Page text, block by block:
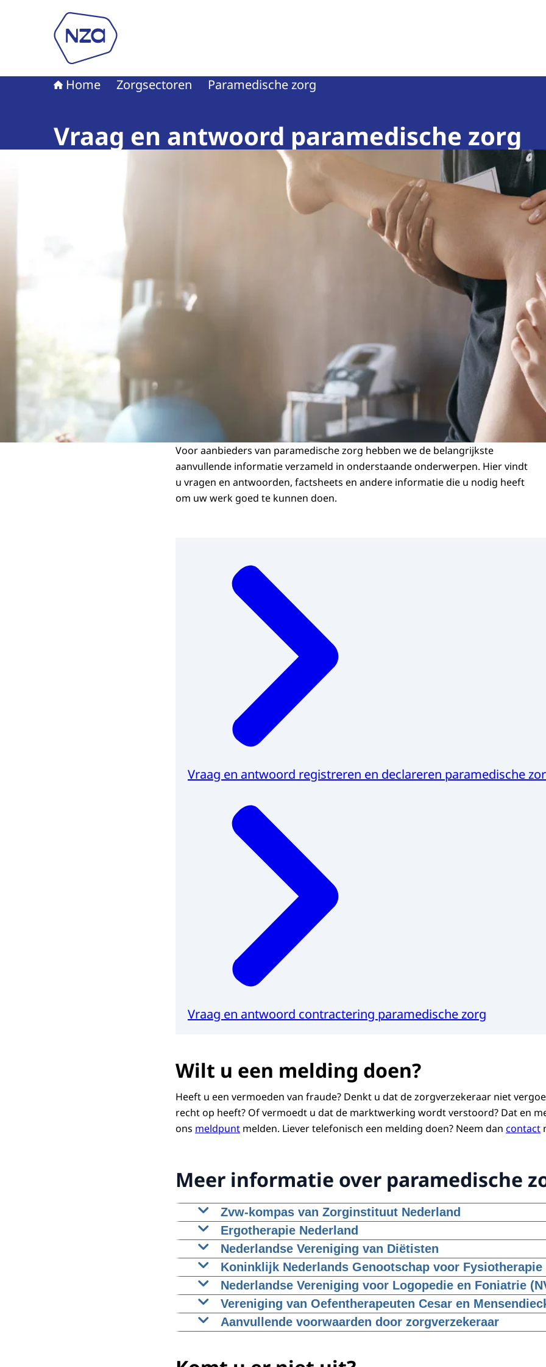
Home Zorgsectoren Paramedische zorg
Vraag en antwoord paramedische zorg
Voor aanbieders van paramedische zorg hebben we de belangrijkste
aanvullende informatie verzameld in onderstaande onderwerpen. Hier vindt
u vragen en antwoorden, factsheets en andere informatie die u nodig heeft
om uw werk goed te kunnen doen.
Vraag en antwoord registreren en declareren paramedische
Vraag en antwoord contractering paramedische zorg
Wilt u een melding doen?
Heeft u een vermoeden van fraude? Denkt u dat de zorgverzekeraar niet
recht op heeft? Of vermoedt u dat de marktwerking wordt verstoord? Dat en
ons meldpunt melden. Liever telefonisch een melding doen? Neem dan contact
Meer informatie over paramedische
Zvw-kompas van Zorginstituut Nederland
Zorginstituut Nederland beschrijft in het
Ergotherapie Nederland
Nederlandse Vereniging van Diëtisten
Koninklijk Nederlands Genootschap voor Fysiotherapie
De overkoepelende beroepsvereniging van en voor fysiotherapeuten
Nederlandse Vereniging voor Logopedie en Foniatrie
Vereniging van Oefentherapeuten Cesar en
Aanvullende voorwaarden door zorgverzekeraar